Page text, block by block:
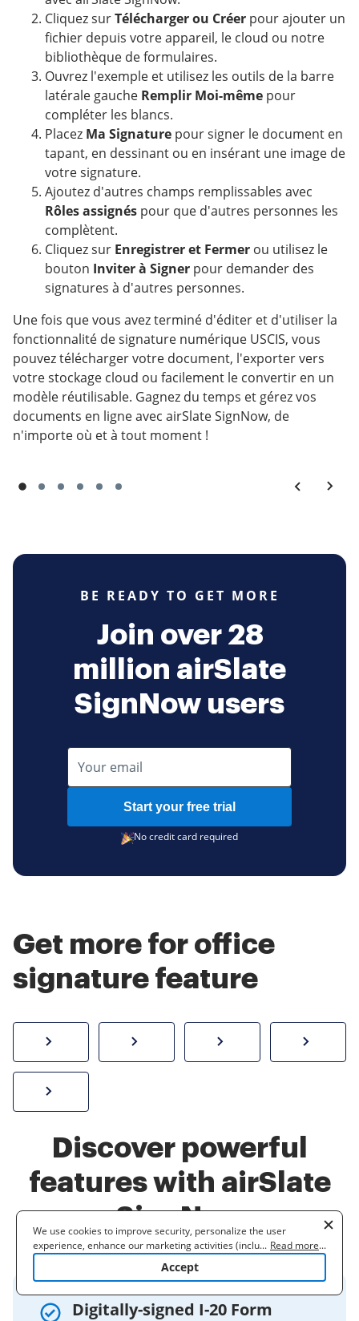
Cliquez surTélécharger ou Créer pour ajouter un
fichier depuis votre appareil, le cloud ou notre
bibliothèque de formulaires.
Ouvrez l'exemple et utilisez les outils de la barre
latérale gauche Remplir Moi-même pour
compléter les blancs.
Placez Ma Signature pour signer le document en
tapant, en dessinant ou en insérant une image de
votre signature.
Ajoutez d'autres champs remplissables avec
Rôles assignés pour que d'autres personnes les
complètent.
Cliquez sur Enregistrer et Fermer ou utilisez le
bouton Inviter à Signer pour demander des
signatures à d'autres personnes.
Une fois que vous avez terminé d'éditer et d'utiliser la
fonctionnalité de signature numérique USCIS, vous
pouvez télécharger votre document, l'exporter vers
votre stockage cloud ou facilement le convertir en un
modèle réutilisable. Gagnez du temps et gérez vos
documents en ligne avec airSlate SignNow, de
n'importe où et à tout moment !
BE READY TO GET MORE
Join over 28
million airSlate
SignNow users
Start your free trial
No credit card required
Get more for office
signature feature
How to sign a PDF onlineCreate electronic signature
Send
Discover powerful
features with airSlate
SignNow
Digitally-signed I-20 Form
We use cookies to improve security, personalize the user
experience, enhance our marketing activities (including
cooperating with our 3rd party partners) and for other business
to learn more. By clicking "Accept"
... Read more...
Accept